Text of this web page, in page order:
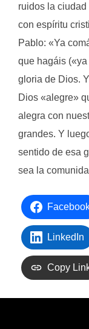
ruidos la
con espíritu
Pablo: «Ya
que hagáis
gloria de Dios.
Dios «alegre»
alegra con
grandes. Y
sentido de esa
sea la
LinkedIn
Copy